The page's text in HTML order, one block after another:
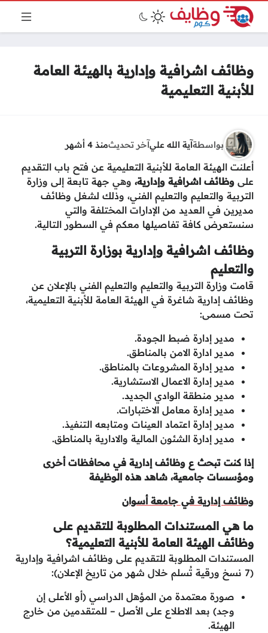
وظائف اشرافية وإدارية بالهيئة العامة
للأبنية التعليمية
بواسطةآية الله عليآخر تحديثمنذ 4 أشهر
أعلنت الهيئة العامة للأبنية التعليمية عن فتح باب التقديم
على وظائف اشرافية وإدارية، وهي جهة تابعة إلى وزارة
التربية والتعليم والتعليم الفني، وذلك لشغل وظائف
مديرين في العديد من الإدارات المختلفة والتي
سنستعرض كافة تفاصيلها معكم في السطور التالية.
وظائف اشرافية وإدارية بوزارة التربية
والتعليم
قامت وزارة التربية والتعليم والتعليم الفني بالإعلان عن
وظائف إدارية شاغرة في الهيئة العامة للأبنية التعليمية،
تحت مسمى:
مدير إدارة ضبط الجـودة.
مدير ادارة الامن بالمناطق.
مدير إدارة المشروعات بالمناطق.
مدير إدارة الاعمال الاستشارية.
مدير منطقة الوادي الجديد.
مدير إدارة معامل الاختبارات.
مدير إدارة اعتماد العينات ومتابعه التنفيذ.
مدير إدارة الشئون المالية والادارية بالمناطق.
إذا كنت تبحث ع وظائف إدارية في محافظات أخرى
ومؤسسات جامعية، شاهد هذه الوظيفة
وظائف إدارية في جامعة أسوان
ما هي المستندات المطلوبة للتقديم على
وظائف الهيئة العامة للأبنية التعليمية؟
المستندات المطلوبة للتقديم على وظائف اشرافية وإدارية
(7 نسخ ورقية تُسلم خلال شهر من تاريخ الإعلان):
صورة معتمدة من المؤهل الدراسي (أو الأعلى إن
وجد) بعد الاطلاع على الأصل – للمتقدمين من خارج
الهيئة.